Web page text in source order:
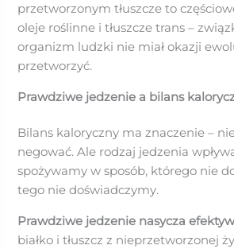
przetworzonym tłuszcze to
oleje roślinne i tłuszcze trans –
organizm ludzki nie miał okazji
przetworzyć.
Prawdziwe jedzenie a bilans
Bilans kaloryczny ma znaczenie –
negować. Ale rodzaj jedzenia
spożywamy w sposób, którego nie
tego nie doświadczymy.
Prawdziwe jedzenie nasycza
białko i tłuszcz z nieprzetworzonej